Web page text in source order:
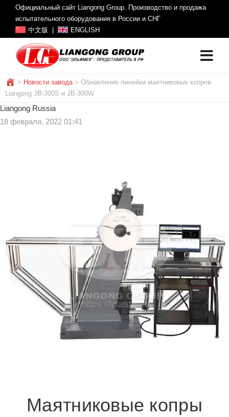
Официальный сайт Liangong Group. Производство и продажа
испытательного оборудования в России и СНГ
中文版
ENGLISH
> Новости завода> Обновление линейки маятниковых копров
Liangong JB-300S и JB-300W
Liangong Russia
18 февраля, 2022 01:41
Маятниковые копры